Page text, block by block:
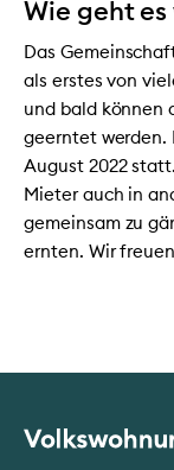
Wie geht
Das
als erstes von
und bald können
geerntet werden.
August 2022
Mieter auch in
gemeinsam zu
ernten. Wir